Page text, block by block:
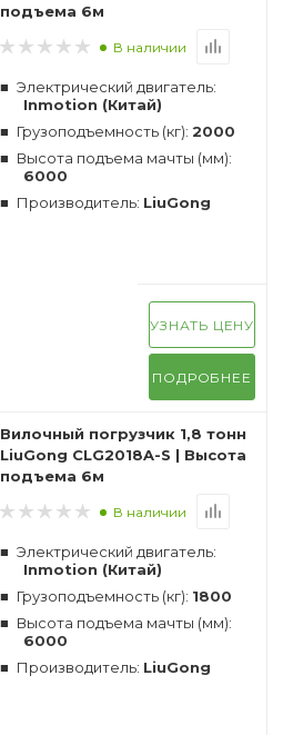
подъема 6м
В наличии
Электрический двигатель:
Inmotion (Китай)
Грузоподъемность (кг): 2000
Высота подъема мачты (мм):
6000
Производитель: LiuGong
УЗНАТЬ ЦЕНУ
ПОДРОБНЕЕ
Вилочный погрузчик 1,8 тонн
LiuGong CLG2018A-S | Высота
подъема 6м
В наличии
Электрический двигатель:
Inmotion (Китай)
Грузоподъемность (кг): 1800
Высота подъема мачты (мм):
6000
Производитель: LiuGong